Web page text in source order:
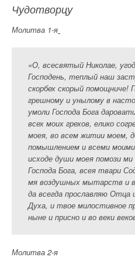
Чудотворцу
Молитва 1-я
«О, всесвятый Николае,
Господень, теплый наш
скорбех скорый помощниче!
грешному и унылому в
умоли Господа Бога
всех моих грехов, елико
моея, во всем житии моем,
помышлением и всеми
исходе души моея помози
Господа Бога, всея твари
мя воздушных мытарств и
да всегда прославляю
Духа, и твое милостивное
ныне и присно и во веки
Молитва 2-я